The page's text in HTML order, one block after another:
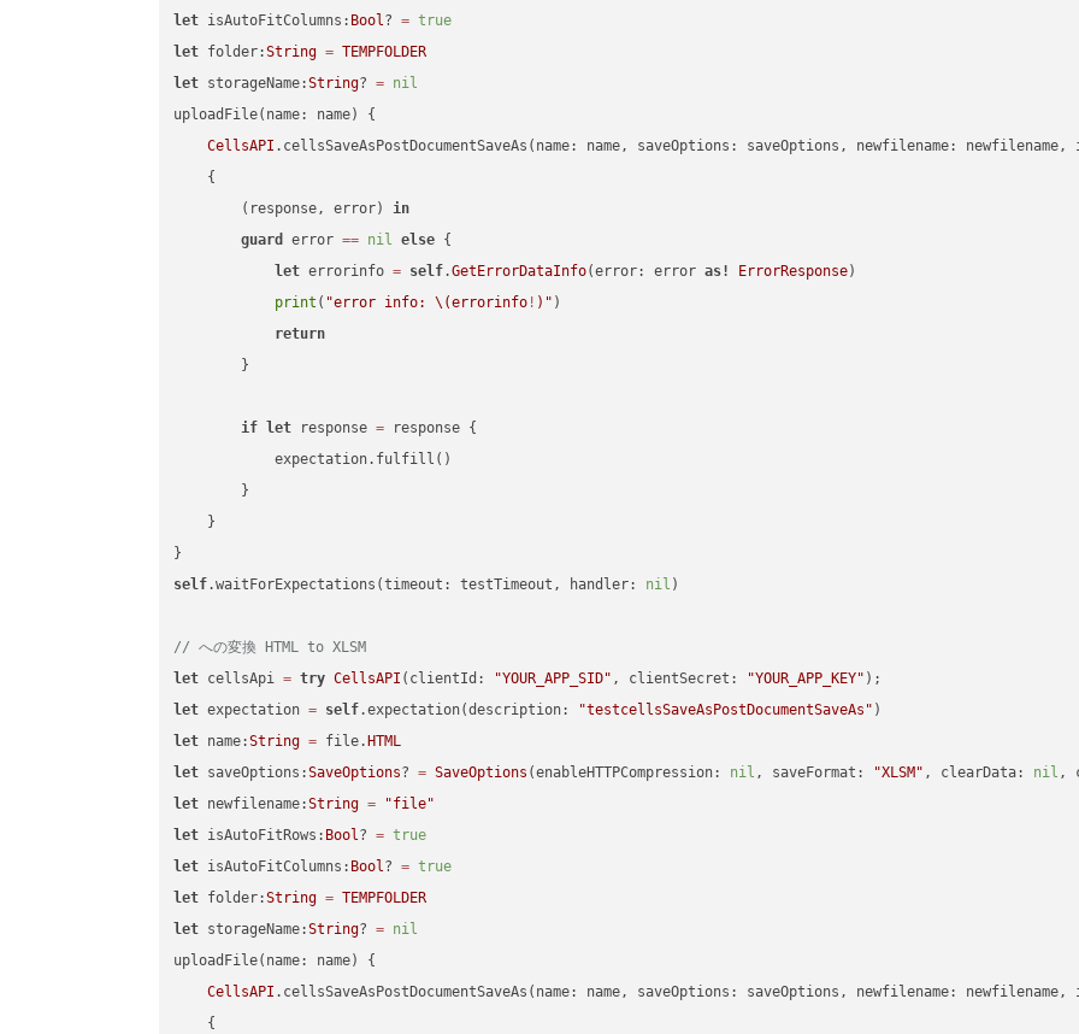
let isAutoFitColumns: Bool? = true
let folder:String = TEMPFOLDER
let storageName:String? = nil
uploadFile(name: name) {
CellsAPI .cellsSaveAsPostDocumentSaveAs(name: name, saveOptions: saveOptions, newfilename:
    {
        (response, error)
in
guard
error == nil else {
let errorinfo = self.GetErrorDataInfo(error: error as! ErrorResponse)
print ( "error info: \(errorinfo ! ) " )
return
        }
if let response = response {
            expectation.fulfill()
        }
    }
self.waitForExpectations(timeout: testTimeout, handler: nil )
// への変換 HTML to XLSM
let cellsApi = try CellsAPI (clientId: "YOUR_APP_SID" , clientSecret: "YOUR_APP_KEY"
let expectation = self.expectation(description: "testcellsSaveAsPostDocumentSaveAs"
let name:String = file. HTML
let saveOptions:SaveOptions? = SaveOptions (enableHTTPCompression: nil , saveFormat: "XLSM" , clearData: nil ,
let newfilename:String =
"file"
let isAutoFitRows: Bool? = true
let isAutoFitColumns: Bool? = true
let folder:String = TEMPFOLDER
let storageName:String? = nil
uploadFile(name: name) {
CellsAPI .cellsSaveAsPostDocumentSaveAs(name: name, saveOptions: saveOptions, newfilename:
    {